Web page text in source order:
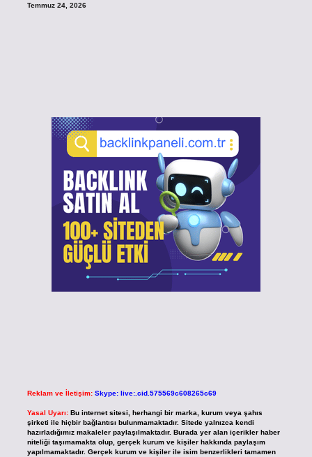
Temmuz 24, 2026
Reklam ve İletişim: Skype: live:.cid.575569c608265c69
Yasal Uyarı: Bu internet sitesi, herhangi bir marka, kurum veya şahıs
şirketi ile hiçbir bağlantısı bulunmamaktadır. Sitede yalnızca kendi
hazırladığımız makaleler paylaşılmaktadır. Burada yer alan içerikler haber
niteliği taşımamakta olup, gerçek kurum ve kişiler hakkında paylaşım
yapılmamaktadır. Gerçek kurum ve kişiler ile isim benzerlikleri tamamen